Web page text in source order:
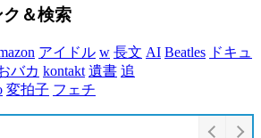
＆検索
アイドル w 長文 AI Beatles ドキュ
バカ kontakt 遺書 追
変拍子 フェチ